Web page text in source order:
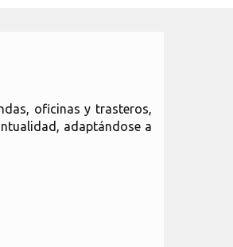
oficinas y trasteros,
adaptándose a